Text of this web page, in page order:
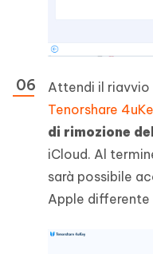
Attendi il riavvio
Tenorshare
di rimozione
iCloud. Al
sarà possibile
Apple differente